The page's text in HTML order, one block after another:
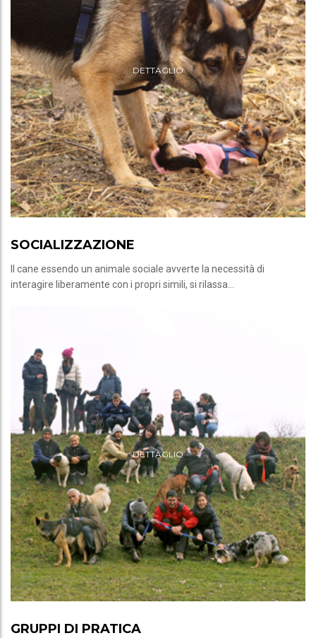
DETTAGLIO
SOCIALIZZAZIONE
Il cane essendo un animale sociale avverte la necessità di
interagire liberamente con i propri simili, si rilassa...
DETTAGLIO
GRUPPI DI PRATICA